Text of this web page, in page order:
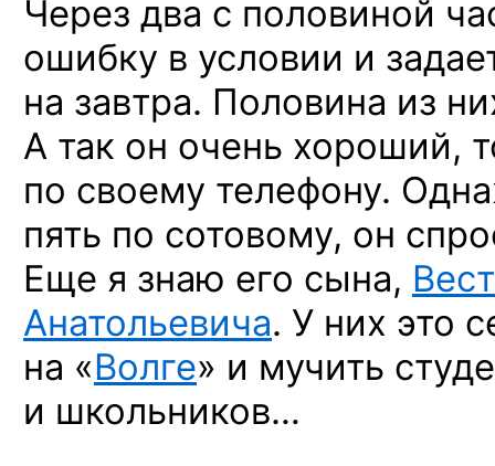
Через два с половиной
ошибку в условии и
на завтра. Половина из
А так он очень хороший,
по своему телефону.
пять по сотовому, он
Еще я знаю его сына,
Анатольевича. У них это
на «Волге» и мучить
и школьников…